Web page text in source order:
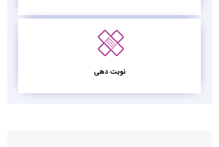
نوبت دهی